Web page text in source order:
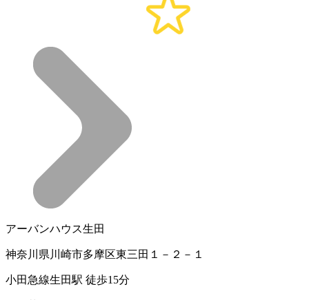
アーバンハウス生田
神奈川県川崎市多摩区東三田１－２－１
小田急線生田駅 徒歩15分